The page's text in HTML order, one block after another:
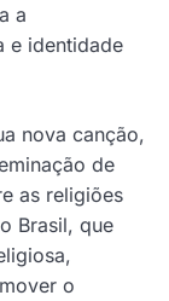
a
e identidade
nova canção,
de
as religiões
Brasil, que
o